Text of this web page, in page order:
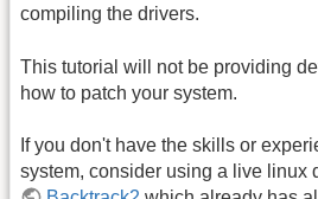
compiling the drivers.
This tutorial will not be providing
how to patch your system.
If you don't have the skills or
system, consider using a live linux